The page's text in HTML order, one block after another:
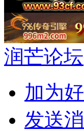
润芒论坛
加为
发送